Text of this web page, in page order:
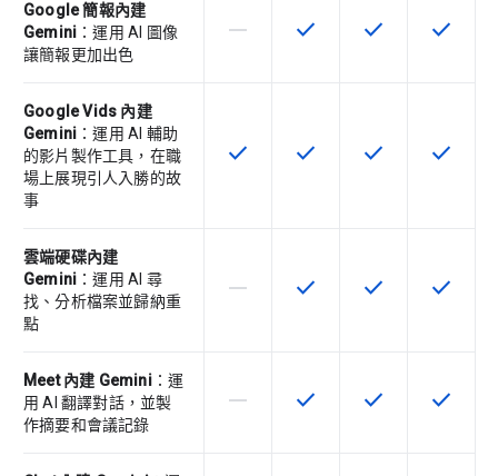
Google 簡報內建
Gemini ：運用 AI 圖像
讓簡報更加出色
這個 SKU 不支援這項功能
horizontal_rule 這項功能適用於該 SKU
check 這項功能適用於
check 這項功
check
Google Vids 內建
Gemini ：運用 AI 輔助
的影片製作工具，在職
場上展現引人入勝的故
事
這項功能適用於該 SKU
check 這項功能適用於該 SKU
check 這項功能適用於
check 這項功
check
雲端硬碟內建
Gemini ：運用 AI 尋
找、分析檔案並歸納重
點
這個 SKU 不支援這項功能
horizontal_rule 這項功能適用於該 SKU
check 這項功能適用於
check 這項功
check
Meet 內建 Gemini：運
用 AI 翻譯對話，並製
作摘要和會議記錄
這個 SKU 不支援這項功能
horizontal_rule 這項功能適用於該 SKU
check 這項功能適用於
check 這項功
check